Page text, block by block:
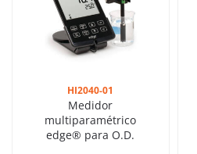
HI2040-01
Medidor
multiparamétrico
edge® para O.D.